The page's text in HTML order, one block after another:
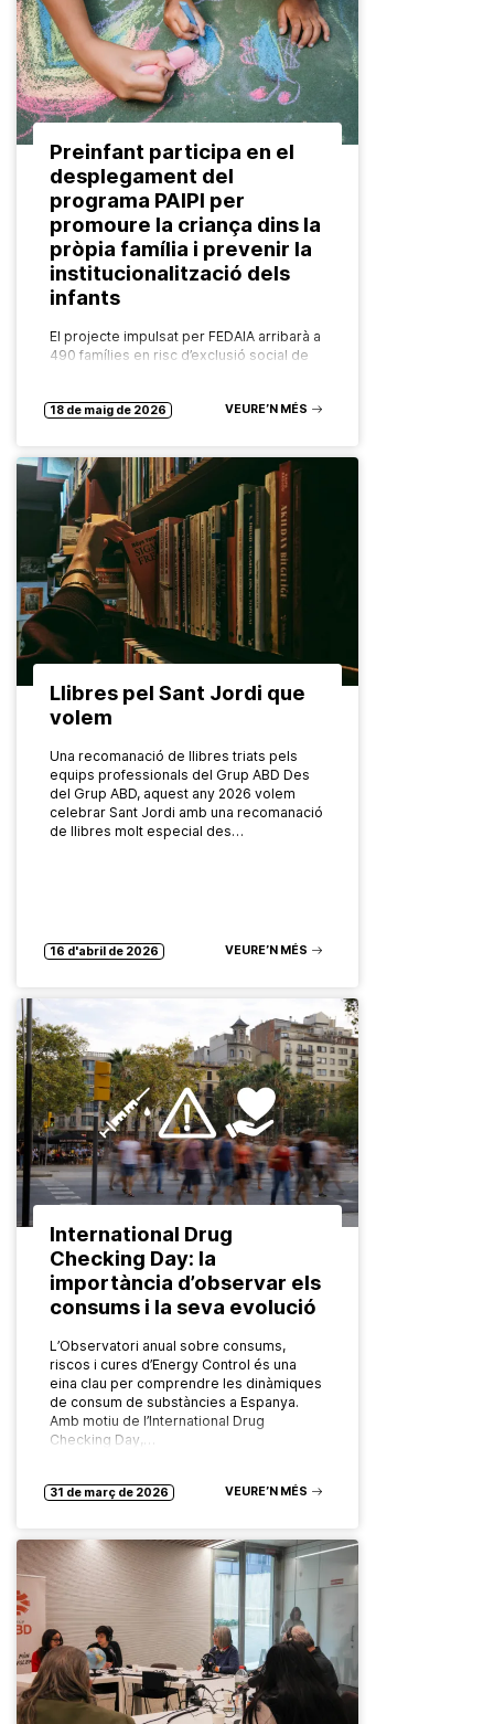
Preinfant participa en el
desplegament del
programa PAIPI per
promoure la criança dins la
pròpia família i prevenir la
institucionalització dels
infants
El projecte impulsat per FEDAIA arribarà a
490 famílies en risc d’exclusió social de
l’evidència El programa…
18 de maig de 2026 VEURE’N MÉS
Llibres pel Sant Jordi que
volem
Una recomanació de llibres triats pels
equips professionals del Grup ABD Des
del Grup ABD, aquest any 2026 volem
celebrar Sant Jordi amb una recomanació
de llibres molt especial des…
16 d'abril de 2026 VEURE’N MÉS
International Drug
Checking Day: la
importància d’observar els
consums i la seva evolució
L’Observatori anual sobre consums,
riscos i cures d’Energy Control és una
eina clau per comprendre les dinàmiques
de consum de substàncies a Espanya.
Amb motiu de l’International Drug
Checking Day,…
31 de març de 2026 VEURE’N MÉS